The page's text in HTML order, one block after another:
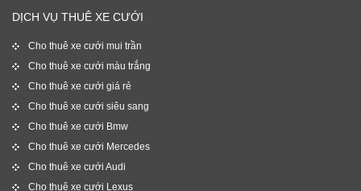
DỊCH VỤ THUÊ XE CƯỚI
Cho thuê xe cưới mui trần
Cho thuê xe cưới màu trắng
Cho thuê xe cưới giá rẻ
Cho thuê xe cưới siêu sang
Cho thuê xe cưới Bmw
Cho thuê xe cưới Mercedes
Cho thuê xe cưới Audi
Cho thuê xe cưới Lexus